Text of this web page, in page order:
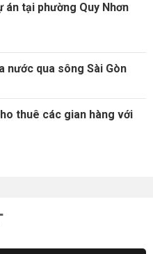
án tại phường Quy Nhơn
nước qua sông Sài Gòn
thuê các gian hàng với